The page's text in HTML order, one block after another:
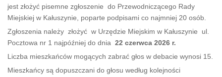
jest złożyć pisemne zgłoszenie do Przewodniczącego Rady
Miejskiej w Kałuszynie, poparte podpisami co najmniej 20 osób.
Zgłoszenia należy złożyć w Urzędzie Miejskim w Kałuszynie ul.
Pocztowa nr 1 najpóźniej do dnia 22 czerwca 2026 r.
Liczba mieszkańców mogących zabrać głos w debacie wynosi 15.
Mieszkańcy są dopuszczani do głosu według kolejności